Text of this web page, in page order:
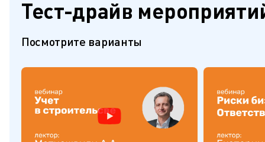
Тест-драйв
Посмотрите варианты